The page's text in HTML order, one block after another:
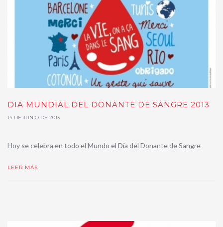
DIA MUNDIAL DEL DONANTE DE SANGRE 2013
14 DE JUNIO DE 2013
Hoy se celebra en todo el Mundo el Día del Donante de Sangre
LEER MÁS